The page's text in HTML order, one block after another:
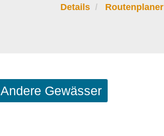
Details Routenplaner
Andere Gewässer